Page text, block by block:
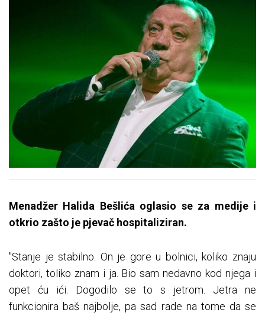
Menadžer Halida Bešlića oglasio se za medije i
otkrio zašto je pjevač hospitaliziran.
"Stanje je stabilno. On je gore u bolnici, koliko znaju
doktori, toliko znam i ja. Bio sam nedavno kod njega i
opet ću ići. Dogodilo se to s jetrom. Jetra ne
funkcionira baš najbolje, pa sad rade na tome da se